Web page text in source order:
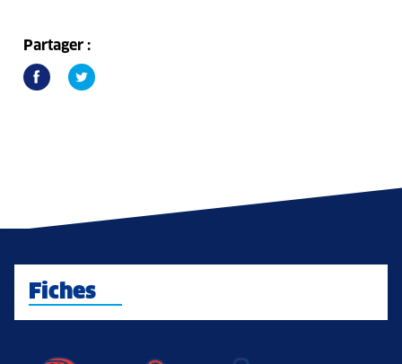
Partager :
Fiches